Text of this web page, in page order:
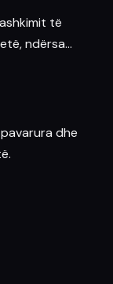
të
ndërsa…
dhe